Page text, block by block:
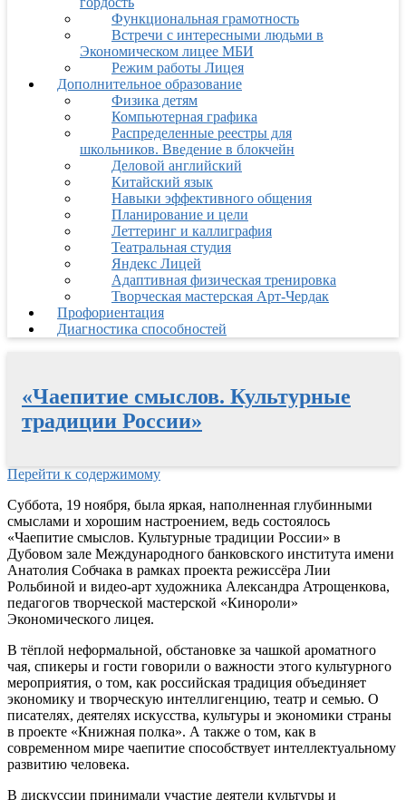
Функциональная грамотность
Встречи с интересными людьми в
Экономическом лицее МБИ
Режим работы Лицея
Дополнительное образование
Физика детям
Компьютерная графика
Распределенные реестры для
школьников. Введение в блокчейн
Деловой английский
Китайский язык
Навыки эффективного общения
Планирование и цели
Леттеринг и каллиграфия
Театральная студия
Яндекс Лицей
Адаптивная физическая тренировка
Творческая мастерская Арт-Чердак
Профориентация
Диагностика способностей
«Чаепитие смыслов. Культурные
традиции России»
Перейти к содержимому
Суббота, 19 ноября, была яркая, наполненная глубинными
смыслами и хорошим настроением, ведь состоялось
«Чаепитие смыслов. Культурные традиции России» в
Дубовом зале Международного банковского института имени
Анатолия Собчака в рамках проекта режиссёра Лии
Рольбиной и видео-арт художника Александра Атрощенкова,
педагогов творческой мастерской «Кинороли»
Экономического лицея.
В тёплой неформальной, обстановке за чашкой ароматного
чая, спикеры и гости говорили о важности этого культурного
мероприятия, о том, как российская традиция объединяет
экономику и творческую интеллигенцию, театр и семью. О
писателях, деятелях искусства, культуры и экономики страны
в проекте «Книжная полка». А также о том, как в
современном мире чаепитие способствует интеллектуальному
развитию человека.
В дискуссии принимали участие деятели культуры и